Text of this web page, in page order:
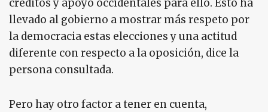
créditos y apoyo occidentales para ello. Esto ha
llevado al gobierno a mostrar más respeto por
la democracia estas elecciones y una actitud
diferente con respecto a la oposición, dice la
persona consultada.
Pero hay otro factor a tener en cuenta,